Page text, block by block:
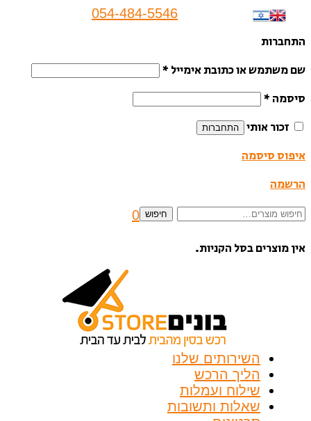
054-484-5546
משתמש או כתובת אימייל*
*
זכור אותי
התחברות
סיסמה
חיפוש 0
מוצרים בסל הקניות.
השירותים שלנו
הליך הרכש
שילוח ועמלות
שאלות ותשובות